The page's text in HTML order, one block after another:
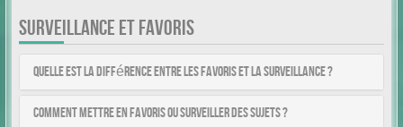
SURVEILLANCE ET FAVORIS
Quelle est la différence entre les favoris et la surveillance ?
Comment mettre en favoris ou surveiller des sujets ?